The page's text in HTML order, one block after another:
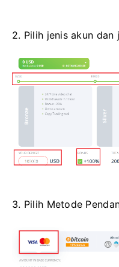
2. Pilih jenis akun dan
3. Pilih Metode